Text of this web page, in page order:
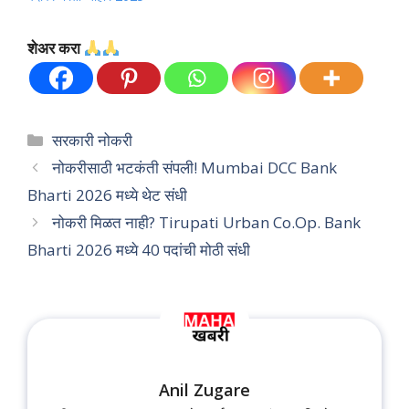
शेअर करा
Categories
सरकारी नोकरी
नोकरीसाठी भटकंती संपली! Mumbai DCC Bank
Bharti 2026 मध्ये थेट संधी
नोकरी मिळत नाही? Tirupati Urban Co.Op. Bank
Bharti 2026 मध्ये 40 पदांची मोठी संधी
Anil Zugare